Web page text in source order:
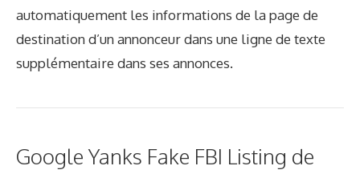
automatiquement les informations de la page de
destination d’un annonceur dans une ligne de texte
supplémentaire dans ses annonces.
Google Yanks Fake FBI Listing de